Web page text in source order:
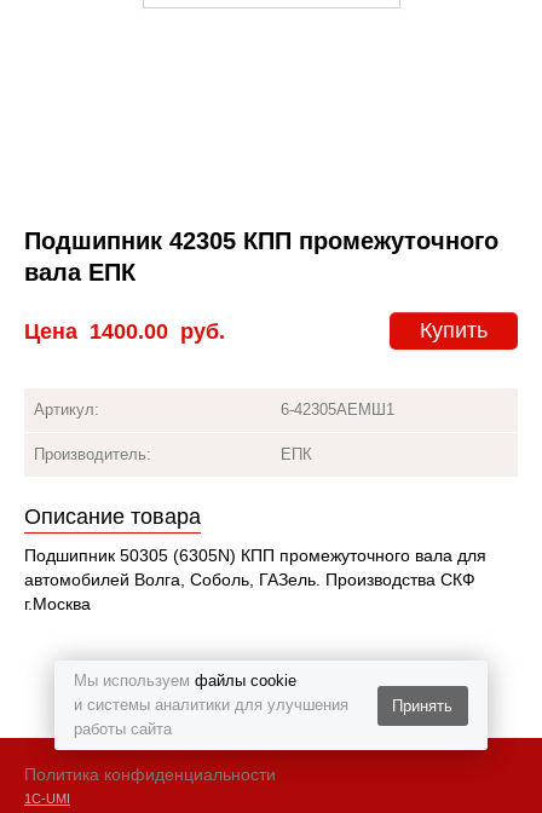
Мы используем файлы cookie
и системы аналитики для улучшения
работы сайта
Принять
Подшипник 42305 КПП промежуточного
вала ЕПК
Купить
Цена 1400.00 руб.
Артикул: 6-42305АЕМШ1
Производитель: ЕПК
Описание товара
Подшипник 50305 (6305N) КПП промежуточного вала для
автомобилей Волга, Соболь, ГАЗель. Производства СКФ
г.Москва
Политика конфиденциальности
1С-UMI